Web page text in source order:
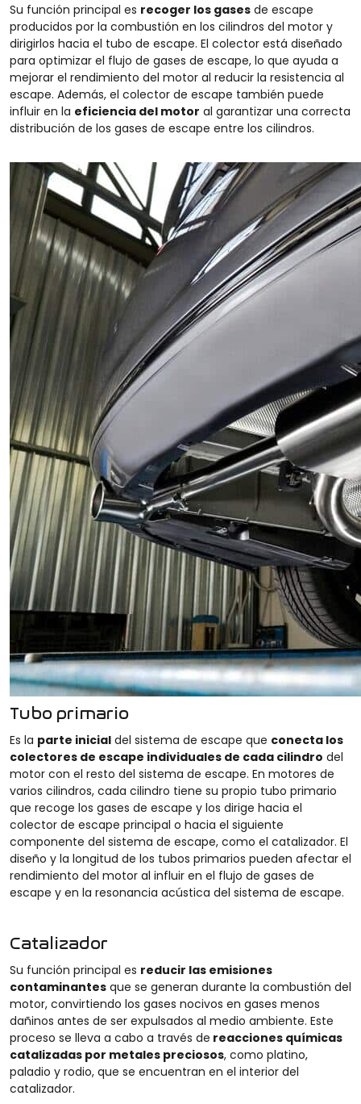
Su función principal es recoger los gases de escape
producidos por la combustión en los cilindros del motor y
dirigirlos hacia el tubo de escape. El colector está diseñado
para optimizar el flujo de gases de escape, lo que ayuda a
mejorar el rendimiento del motor al reducir la resistencia al
escape. Además, el colector de escape también puede
influir en la eficiencia del motor al garantizar una correcta
distribución de los gases de escape entre los cilindros.
Tubo primario
Es la parte inicial del sistema de escape que conecta los
colectores de escape individuales de cada cilindro del
motor con el resto del sistema de escape. En motores de
varios cilindros, cada cilindro tiene su propio tubo primario
que recoge los gases de escape y los dirige hacia el
colector de escape principal o hacia el siguiente
componente del sistema de escape, como el catalizador. El
diseño y la longitud de los tubos primarios pueden afectar el
rendimiento del motor al influir en el flujo de gases de
escape y en la resonancia acústica del sistema de escape.
Catalizador
Su función principal es reducir las emisiones
contaminantes que se generan durante la combustión del
motor, convirtiendo los gases nocivos en gases menos
dañinos antes de ser expulsados al medio ambiente. Este
proceso se lleva a cabo a través de reacciones químicas
catalizadas por metales preciosos, como platino,
paladio y rodio, que se encuentran en el interior del
catalizador.